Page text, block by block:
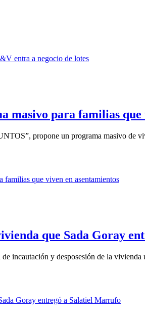
masivo para familias que
propone un programa masivo de
que Sada Goray
incautación y desposesión de la vivienda